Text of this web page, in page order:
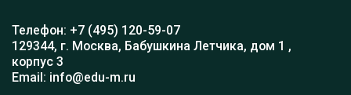
Телефон: +7 (495) 120-59-07
129344, г. Москва, Бабушкина Летчика, дом 1 ,
корпус 3
Email: info@edu-m.ru